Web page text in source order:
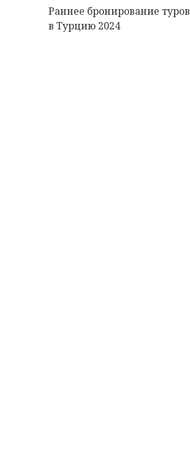
Раннее бронирование туров
в Турцию 2024